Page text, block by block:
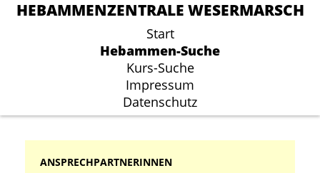
HEBAMMENZENTRALE WESERMARSCH
Start
Hebammen-Suche
Kurs-Suche
Impressum
Datenschutz
HEBAMMENZENTRALE WESERMARSCH
Start
Hebammen-Suche
Kurs-Suche
Impressum
Datenschutz
ANSPRECHPARTNERINNEN